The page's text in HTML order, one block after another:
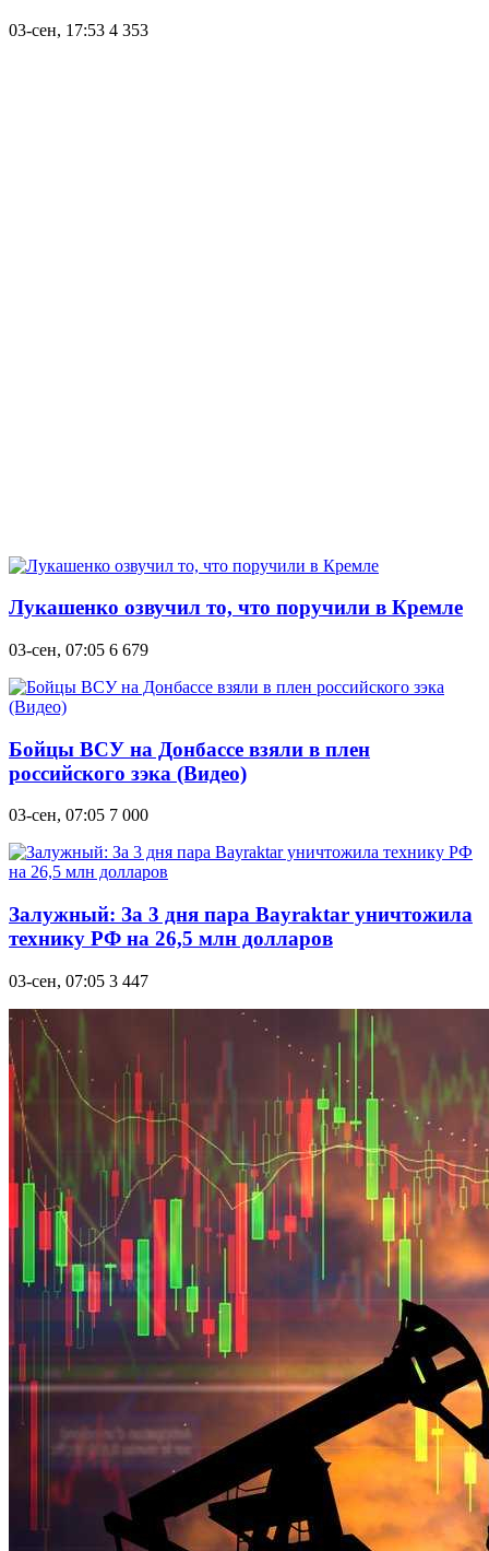
03-сен, 17:53 4 353
Лукашенко озвучил то, что поручили в Кремле
03-сен, 07:05 6 679
Бойцы ВСУ на Донбассе взяли в плен
российского зэка (Видео)
03-сен, 07:05 7 000
Залужный: За 3 дня пара Bayraktar уничтожила
технику РФ на 26,5 млн долларов
03-сен, 07:05 3 447